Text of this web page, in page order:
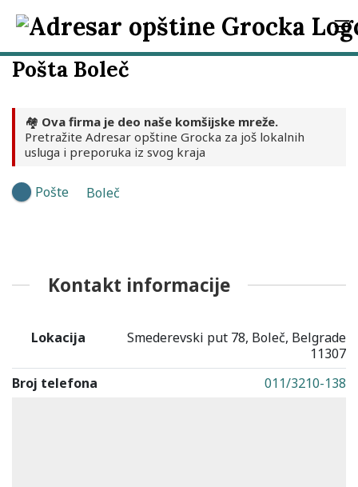
Pošta Boleč
🏘️ Ova firma je deo naše komšijske mreže.
Pretražite Adresar opštine Grocka za još lokalnih
usluga i preporuka iz svog kraja
Pošte Boleč
Kontakt informacije
Lokacija
Smederevski put 78, Boleč, Belgrade
11307
Broj telefona
011/3210-138